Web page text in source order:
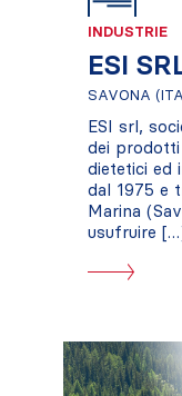
INDUSTRIE
ESI
SAVONA
ESI srl,
dei
dietetici ed
dal 1975 e
Marina
usufruire